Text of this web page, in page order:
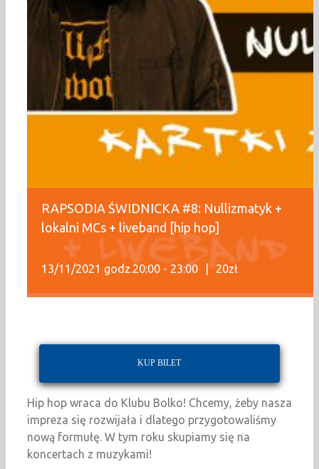
RAPSODIA ŚWIDNICKA #8: Nullizmatyk +
lokalni MCs + liveband [hip hop]
13/11/2021 godz.20:00 - 23:00 20zł
KUP BILET
Hip hop wraca do Klubu Bolko! Chcemy, żeby nasza
impreza się rozwijała i dlatego przygotowaliśmy
nową formułę. W tym roku skupiamy się na
koncertach z muzykami!